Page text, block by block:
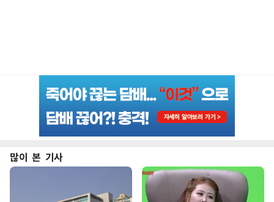
많이 본 기사